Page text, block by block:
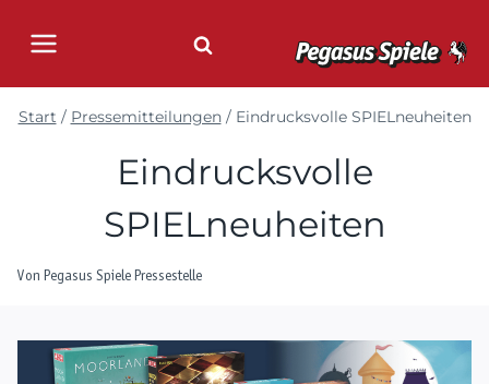
Inhalt
Start / Pressemitteilungen / Eindrucksvolle SPIELneuheiten
Eindrucksvolle
SPIELneuheiten
Von Pegasus Spiele Pressestelle